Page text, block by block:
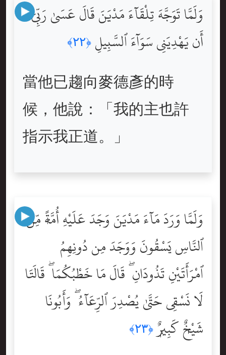
وَلَمَّا تَوَجَّهَ تِلْقَآءَ مَدْيَنَ قَالَ عَسَىٰ رَبِّىٓ
أَن يَهْدِيَنِى سَوَآءَ ٱلسَّبِيلِ ﴿٢٢﴾
當他已趨向麥德彥的時
候，他說：「我的主也許
指示我正道。」
وَلَمَّا وَرَدَ مَآءَ مَدْيَنَ وَجَدَ عَلَيْهِ أُمَّةًۭ مِّنَ
ٱلنَّاسِ يَسْقُونَ وَوَجَدَ مِن دُونِهِمُ
ٱمْرَأَتَيْنِ تَذُودَانِ ۖ قَالَ مَا خَطْبُكُمَا ۖ قَالَتَا
لَا نَسْقِى حَتَّىٰ يُصْدِرَ ٱلرِّعَآءُ ۖ وَأَبُونَا
شَيْخٌۭ كَبِيرٌۭ﴿٢٣﴾